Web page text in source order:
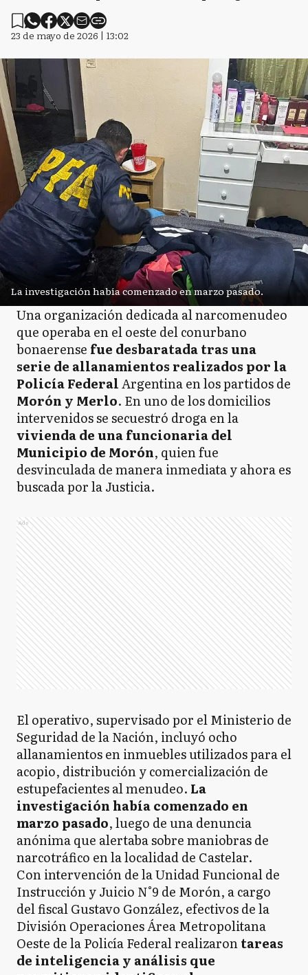
23 de mayo de 2026 | 13:02
La investigación había comenzado en marzo pasado.
Una organización dedicada al narcomenudeo
que operaba en el oeste del conurbano
bonaerense fue desbaratada tras una
serie de allanamientos realizados por la
Policía FederalArgentina en los partidos de
Morón y Merlo. En uno de los domicilios
intervenidos se secuestró droga en la
vivienda de una funcionaria del
Municipio de Morón, quien fue
desvinculada de manera inmediata y ahora es
buscada por la Justicia.
Ads
El operativo, supervisado por el Ministerio de
Seguridad de la Nación, incluyó ocho
allanamientos en inmuebles utilizados para el
acopio, distribución y comercialización de
estupefacientes al menudeo. La
investigación había comenzado en
marzo pasado, luego de una denuncia
anónima que alertaba sobre maniobras de
narcotráfico en la localidad de Castelar.
Con intervención de la Unidad Funcional de
Instrucción y Juicio N°9 de Morón, a cargo
del fiscal Gustavo González, efectivos de la
División Operaciones Área Metropolitana
Oeste de la Policía Federal realizarontareas
de inteligencia y análisis que